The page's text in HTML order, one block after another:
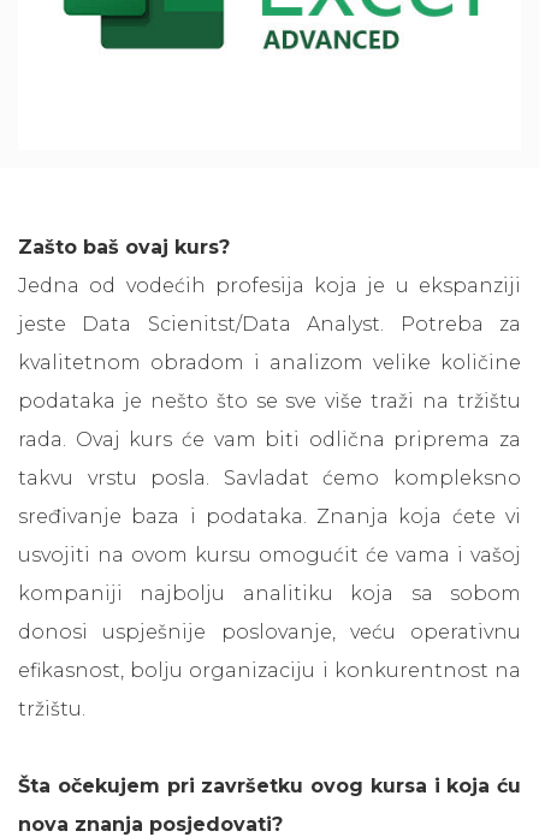
Zašto baš ovaj kurs?
Jedna od vodećih profesija koja je u ekspanziji
jeste Data Scienitst/Data Analyst. Potreba za
kvalitetnom obradom i analizom velike količine
podataka je nešto što se sve više traži na tržištu
rada. Ovaj kurs će vam biti odlična priprema za
takvu vrstu posla. Savladat ćemo kompleksno
sređivanje baza i podataka. Znanja koja ćete vi
usvojiti na ovom kursu omogućit će vama i vašoj
kompaniji najbolju analitiku koja sa sobom
donosi uspješnije poslovanje, veću operativnu
efikasnost, bolju organizaciju i konkurentnost na
tržištu.
Šta očekujem pri završetku ovog kursa i koja ću
nova znanja posjedovati?